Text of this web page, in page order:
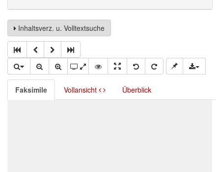
Inhaltsverz. u. Volltextsuche
Faksimile Vollansicht Überblick